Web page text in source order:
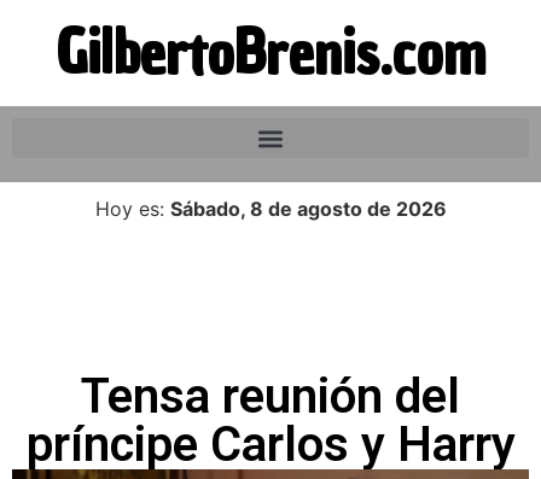
GilbertoBrenis.com
Hoy es: Sábado, 8 de agosto de 2026
Tensa reunión del
príncipe Carlos y Harry